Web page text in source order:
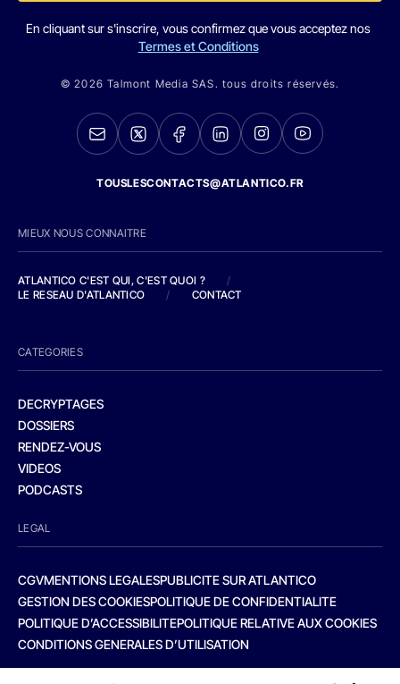
En cliquant sur s'inscrire, vous confirmez que vous acceptez nos
Termes et Conditions
© 2026 Talmont Media SAS. tous droits réservés.
TOUSLESCONTACTS@ATLANTICO.FR
MIEUX NOUS CONNAITRE
ATLANTICO C'EST QUI, C'EST QUOI ?
/
LE RESEAU D'ATLANTICO
/ CONTACT
CATEGORIES
DECRYPTAGES
DOSSIERS
RENDEZ-VOUS
VIDEOS
PODCASTS
LEGAL
CGVMENTIONS LEGALESPUBLICITE SUR ATLANTICO
GESTION DES COOKIESPOLITIQUE DE CONFIDENTIALITE
POLITIQUE D’ACCESSIBILITEPOLITIQUE RELATIVE AUX COOKIES
CONDITIONS GENERALES D’UTILISATION